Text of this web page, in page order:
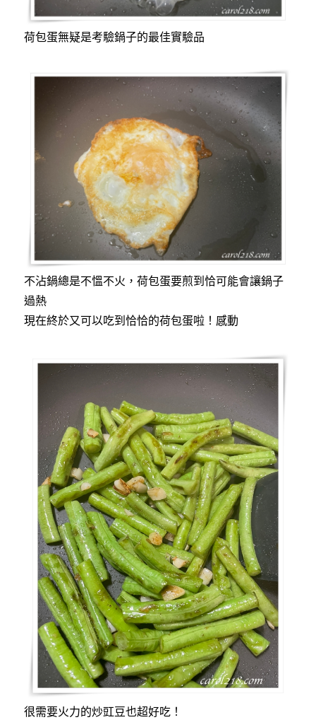
荷包蛋無疑是考驗鍋子的最佳實驗品
不沾鍋總是不慍不火，荷包蛋要煎到恰可能會讓鍋子
過熱
現在終於又可以吃到恰恰的荷包蛋啦！感動
很需要火力的炒豇豆也超好吃！